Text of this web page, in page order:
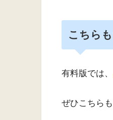
こちら
有料版では、
ぜひこちら